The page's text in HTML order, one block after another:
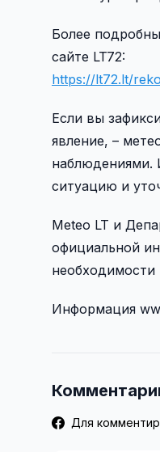
Более
сайте LT72:
https://lt72.lt/
Если вы
явление, –
наблюдениями.
ситуацию и
Meteo LT и
официальной
Информация
Для